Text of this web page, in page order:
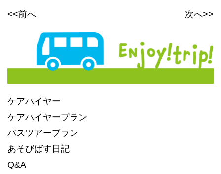
次へ>>
<<前へ
ケアハイヤー
ケアハイヤープラン
バスツアープラン
あそびばす日記
Q&A